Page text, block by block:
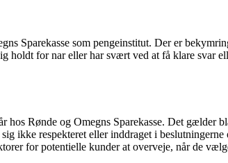
Sparekasse som pengeinstitut. Der er
for nar eller har svært ved at få klare svar
Rønde og Omegns Sparekasse. Det gælder
ikke respekteret eller inddraget i
for potentielle kunder at overveje, når de